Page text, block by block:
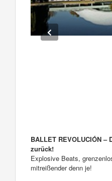
BALLET REVOLUCIÓN –
zurück!
Explosive Beats,
mitreißender denn je!